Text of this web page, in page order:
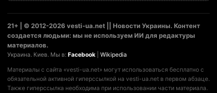
21+ | © 2012-2026 vesti-ua.net || Новости Украины. Контент
создается людьми: мы не используем ИИ для редактуры
материалов.
Украина. Киев. Мы в: Facebook Wikipedia
Материалы с сайта «vesti-ua.net» могут использоваться бесплатно с
обязательной активной гиперссылкой на vesti-ua.net в первом абзаце.
Также гиперссылка необходима при использовании части материала.